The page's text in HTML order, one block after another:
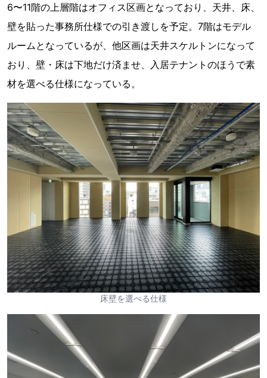
6〜11階の上層階はオフィス区画となっており、天井、床、
壁を貼った事務所仕様での引き渡しを予定。7階はモデル
ルームとなっているが、他区画は天井スケルトンになって
おり、壁・床は下地だけ済ませ、入居テナントのほうで素
材を選べる仕様になっている。
床壁を選べる仕様